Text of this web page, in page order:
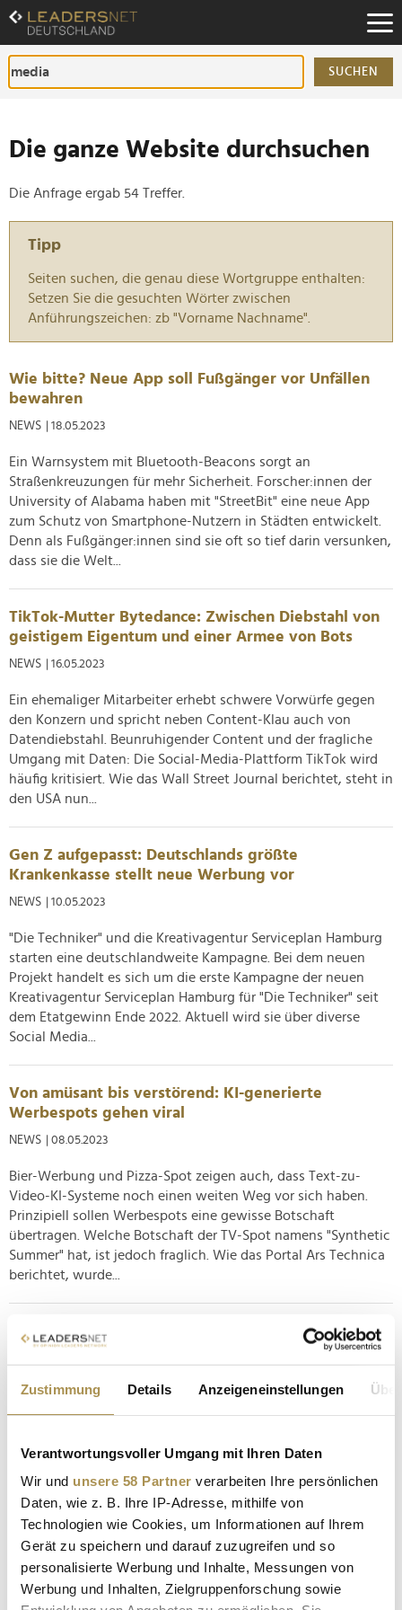
Zustimmung Details Anzeigeneinstellungen
Verantwortungsvoller Umgang mit Ihren Daten
Wir und unsere 58 Partner verarbeiten Ihre persönlichen
Daten, wie z. B. Ihre IP-Adresse, mithilfe von
Technologien wie Cookies, um Informationen auf Ihrem
Gerät zu speichern und darauf zuzugreifen und so
personalisierte Werbung und Inhalte, Messungen von
Werbung und Inhalten, Zielgruppenforschung sowie
Zum
Inhalt
Zur
Fußzeilen-
Navigation
SUCHEN
Die ganze Website durchsuchen
Die Anfrage ergab 54 Treffer.
Tipp
Seiten suchen, die genau diese Wortgruppe enthalten:
Setzen Sie die gesuchten Wörter zwischen
Anführungszeichen: zb "Vorname Nachname".
Wie bitte? Neue App soll Fußgänger vor Unfällen
bewahren
NEWS | 18.05.2023
Ein Warnsystem mit Bluetooth-Beacons sorgt an
Straßenkreuzungen für mehr Sicherheit. Forscher:innen der
University of Alabama haben mit "StreetBit" eine neue App
zum Schutz von Smartphone-Nutzern in Städten entwickelt.
Denn als Fußgänger:innen sind sie oft so tief darin versunken,
dass sie die Welt...
TikTok-Mutter Bytedance: Zwischen Diebstahl von
geistigem Eigentum und einer Armee von Bots
NEWS | 16.05.2023
Ein ehemaliger Mitarbeiter erhebt schwere Vorwürfe gegen
den Konzern und spricht neben Content-Klau auch von
Datendiebstahl. Beunruhigender Content und der fragliche
Umgang mit Daten: Die Social-Media-Plattform TikTok wird
häufig kritisiert. Wie das Wall Street Journal berichtet, steht in
den USA nun...
Gen Z aufgepasst: Deutschlands größte
Krankenkasse stellt neue Werbung vor
NEWS | 10.05.2023
"Die Techniker" und die Kreativagentur Serviceplan Hamburg
starten eine deutschlandweite Kampagne. Bei dem neuen
Projekt handelt es sich um die erste Kampagne der neuen
Kreativagentur Serviceplan Hamburg für "Die Techniker" seit
dem Etatgewinn Ende 2022. Aktuell wird sie über diverse
Social Media...
Von amüsant bis verstörend: KI-generierte
Werbespots gehen viral
NEWS | 08.05.2023
Bier-Werbung und Pizza-Spot zeigen auch, dass Text-zu-
Video-KI-Systeme noch einen weiten Weg vor sich haben.
Prinzipiell sollen Werbespots eine gewisse Botschaft
übertragen. Welche Botschaft der TV-Spot namens "Synthetic
Summer" hat, ist jedoch fraglich. Wie das Portal Ars Technica
berichtet, wurde...
Twitter plant nun eine Optimierung der User-
Erfahrung
Der Kurznachrichtendienst arbeitet an einer neue visuellen
Mikroblogging-Riese Twitter sucht nach neuen
Möglichkeiten, um seinen Usern auf ihren Profilseiten
Medieninhalte zu präsentieren. Vor allem mit Videos will die
Plattform durch eine neue...
Dentsu-Agentur "iProspect" ist die neue Media-
Agentur der ING Deutschland